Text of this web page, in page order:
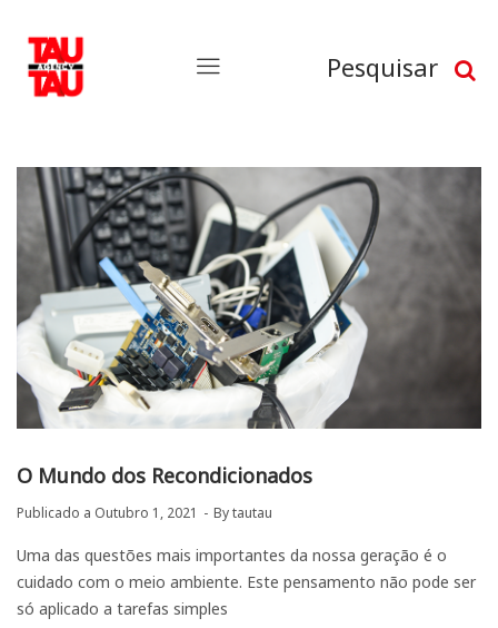
Pesquisar
O Mundo dos Recondicionados
Publicado a Outubro 1, 2021 Bytautau
Uma das questões mais importantes da nossa geração é o
cuidado com o meio ambiente. Este pensamento não pode ser
só aplicado a tarefas simples